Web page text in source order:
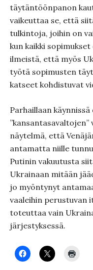
täytäntöönpanon
vaikeuttaa se, että
tulkintoja, joihin on
kun kaikki
ilmeistä, että myös
työtä sopimusten
katseet kohdistuvat
Parhaillaan
näytelmä, että
antamatta niille
Putinin vakuutusta
Ukrainaan mitään
jo myöntynyt
vaaleihin perustuvan
toteuttaa vain
järjestyksessä.